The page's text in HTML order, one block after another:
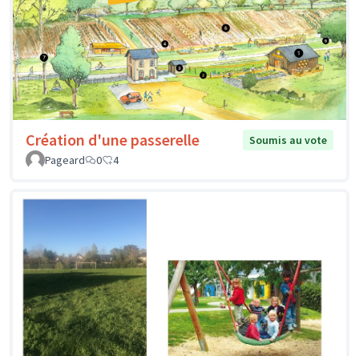
Création d'une passerelle
Soumis au vote
Pageard
0 4